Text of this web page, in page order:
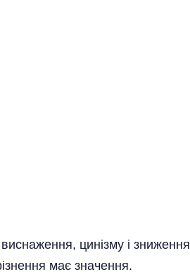
цинізму і зниження
має значення.